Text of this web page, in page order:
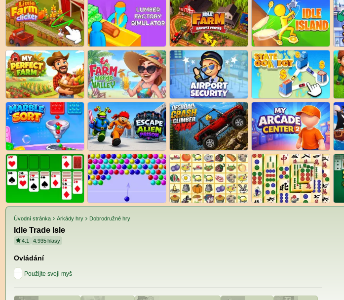
Úvodní stránka Arkády hry Dobrodružné hry
Idle Trade Isle
4.1 4.935hlasy
Ovládání
Použijte svoji myš